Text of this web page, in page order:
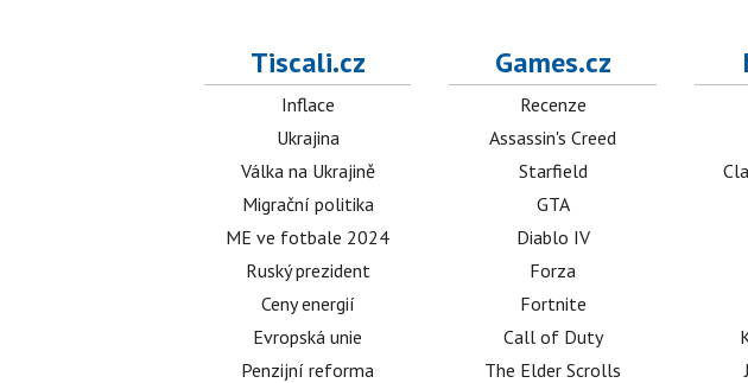
Tiscali.cz
Inflace
Ukrajina
Válka na Ukrajině
Migrační politika
ME ve fotbale 2024
Ruský prezident
Ceny energií
Evropská unie
Penzijní reforma
Games.cz
Recenze
Assassin's Creed
Starfield
GTA
Diablo IV
Forza
Fortnite
Call of Duty
The Elder Scrolls